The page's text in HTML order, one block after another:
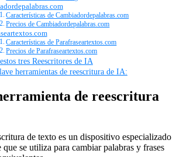
Características de Cambiadordepalabras.com
Precios de Cambiadordepalabras.com
Características de Parafraseartextos.com
Precios de Parafraseartextos.com
tres Reescritores de IA
herramientas de reescritura de IA:
de reescritura
de texto es un dispositivo especializado
se utiliza para cambiar palabras y frases